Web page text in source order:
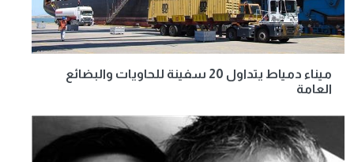
ميناء دمياط يتداول 20 سفينة للحاويات والبضائع
العامة